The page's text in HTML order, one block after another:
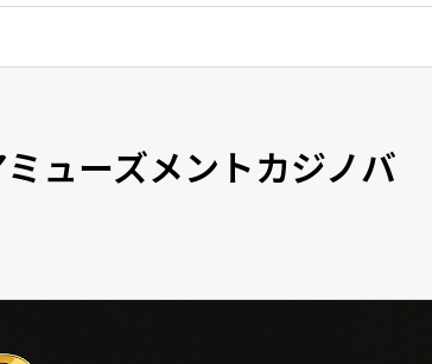
ューズメントカジノバ